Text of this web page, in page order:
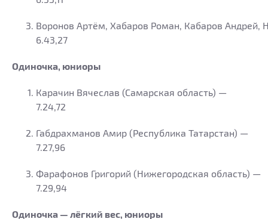
Воронов Артём, Хабаров Роман, Кабаров
6.43,27
Одиночка, юниоры
Карачин Вячеслав (Самарская область) —
7.24,72
Габдрахманов Амир (Республика Татарстан) —
7.27,96
Фарафонов Григорий (Нижегородская область) —
7.29,94
Одиночка — лёгкий вес, юниоры